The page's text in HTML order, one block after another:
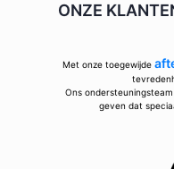
ONZE
Met onze toegewijde
Ons
geven dat